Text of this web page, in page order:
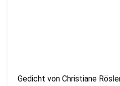
Gedicht von Christiane